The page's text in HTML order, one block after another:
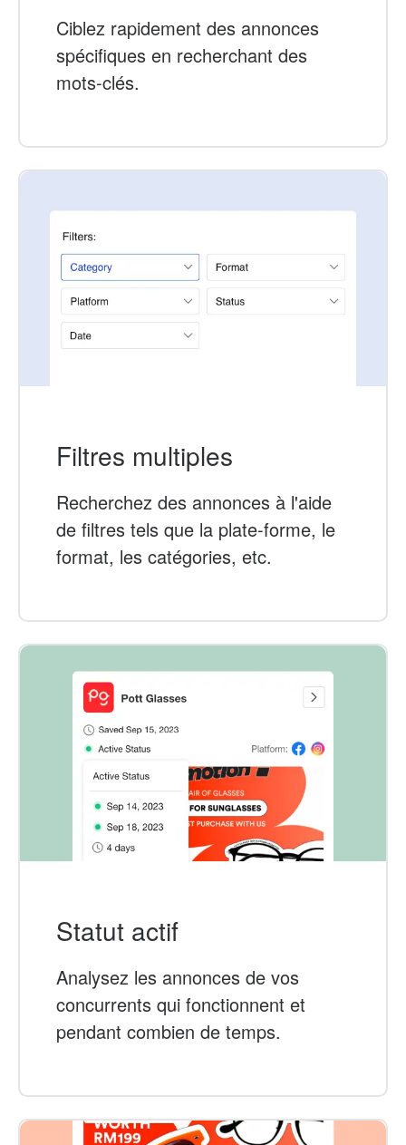
Ciblez rapidement des annonces
spécifiques en recherchant des
mots-clés.
Filtres multiples
Recherchez des annonces à l'aide
de filtres tels que la plate-forme, le
format, les catégories, etc.
Statut actif
Analysez les annonces de vos
concurrents qui fonctionnent et
pendant combien de temps.